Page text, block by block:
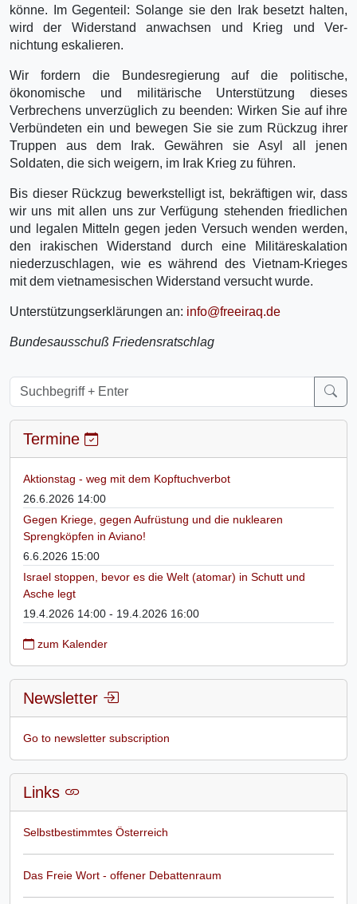
könne. Im Gegenteil: Solange sie den Irak besetzt halten,
wird der Widerstand anwachsen und Krieg und Ver-
nichtung eskalieren.
Wir fordern die Bundesregierung auf die politische,
ökonomische und militärische Unterstützung dieses
Verbrechens unverzüglich zu beenden: Wirken Sie auf ihre
Verbündeten ein und bewegen Sie sie zum Rückzug ihrer
Truppen aus dem Irak. Gewähren sie Asyl all jenen
Soldaten, die sich weigern, im Irak Krieg zu führen.
Bis dieser Rückzug bewerkstelligt ist, bekräftigen wir, dass
wir uns mit allen uns zur Verfügung stehenden friedlichen
und legalen Mitteln gegen jeden Versuch wenden werden,
den irakischen Widerstand durch eine Militäreskalation
niederzuschlagen, wie es während des Vietnam-Krieges
mit dem vietnamesischen Widerstand versucht wurde.
Unterstützungserklärungen an: info@freeiraq.de
Bundesausschuß Friedensratschlag
Termine
Aktionstag - weg mit dem Kopftuchverbot
26.6.2026 14:00
Gegen Kriege, gegen Aufrüstung und die nuklearen
Sprengköpfen in Aviano!
6.6.2026 15:00
Israel stoppen, bevor es die Welt (atomar) in Schutt und
Asche legt
19.4.2026 14:00 - 19.4.2026 16:00
zum Kalender
Newsletter
Go to newsletter subscription
Links
Selbstbestimmtes Österreich
Das Freie Wort - offener Debattenraum